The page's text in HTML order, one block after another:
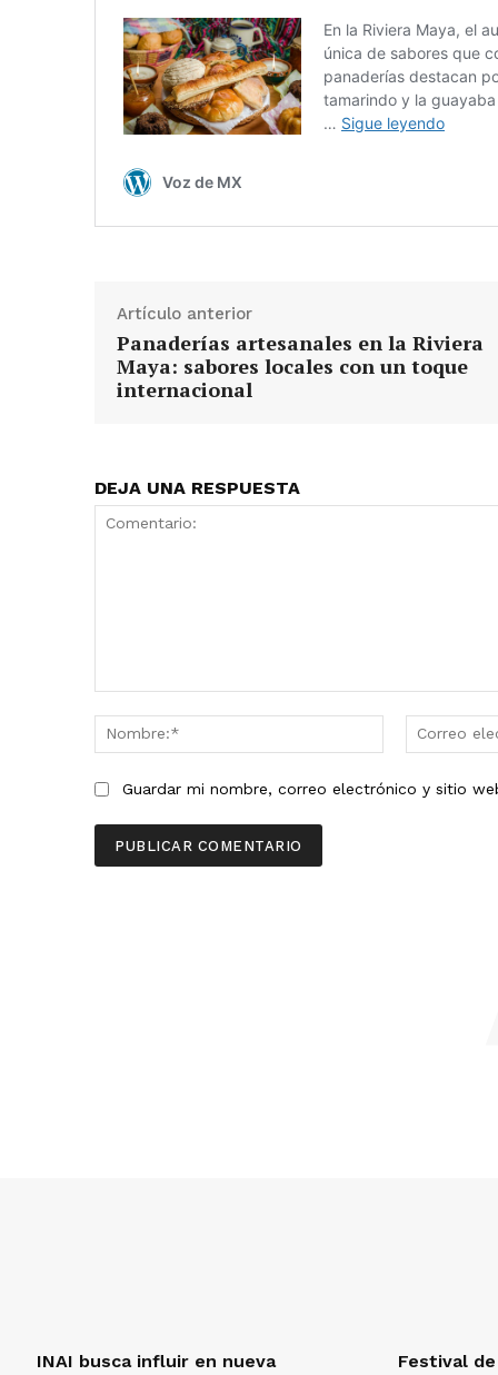
Artículo anterior
Panaderías artesanales en la Riviera
Maya: sabores locales con un toque
internacional
DEJA UNA RESPUESTA
Nombre:*
Guardar mi nombre, correo electrónico y sitio
INAI busca influir en nueva
Festival